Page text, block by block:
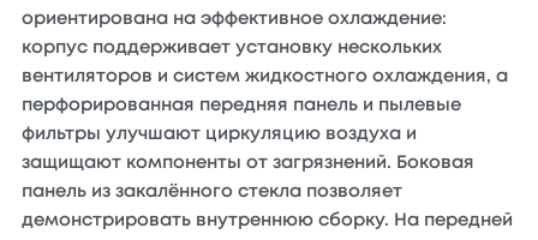
ориентирована на эффективное охлаждение:
корпус поддерживает установку нескольких
вентиляторов и систем жидкостного охлаждения, а
перфорированная передняя панель и пылевые
фильтры улучшают циркуляцию воздуха и
защищают компоненты от загрязнений. Боковая
панель из закалённого стекла позволяет
демонстрировать внутреннюю сборку. На передней